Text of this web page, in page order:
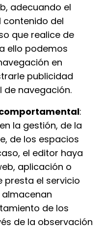
adecuando el
contenido del
que realice de
ello podemos
en
publicidad
de navegación.
:
la gestión, de la
de los espacios
el editor haya
aplicación o
presta el servicio
almacenan
de los
de la observación